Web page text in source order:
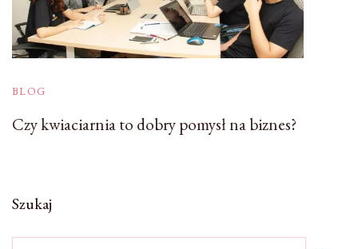
BLOG
Czy kwiaciarnia to dobry pomysł na biznes?
Szukaj